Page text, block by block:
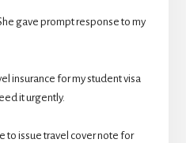
gave prompt response to my
insurance for my student visa
it urgently.
to issue travel cover note for